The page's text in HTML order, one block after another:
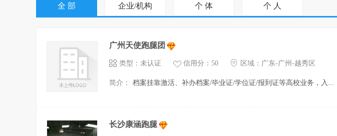
全 部 企业/机构 个 体 个 人
广州天使跑腿团
类型：未认证 信用分：50 区域： 广东-广州 -越秀区
简介： 档案挂靠激活、补办档案/毕业证/学位证/报到证等高校业务，入...
长沙康涵跑腿